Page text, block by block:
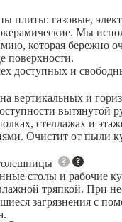
плиты: газовые,
Мы
которая бережно
поверхности.
доступных и
вертикальных и
вытянутой
стеллажах и
Очистит от пыли
столы и рабочие
тряпкой. При
загрязнения с